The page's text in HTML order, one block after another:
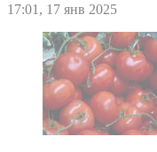
17:01, 17 янв 2025